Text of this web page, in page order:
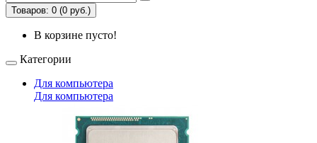
Товаров: 0 (0 руб.)
В корзине пусто!
Категории
Для компьютера
Для компьютера